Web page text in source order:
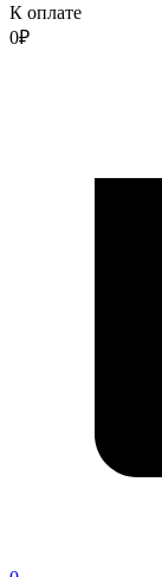
К оплате
0₽